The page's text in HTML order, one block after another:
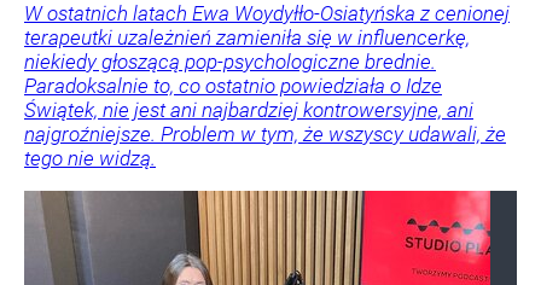
W ostatnich latach Ewa Woydyłło-Osiatyńska z cenionej
terapeutki uzależnień zamieniła się w influencerkę,
niekiedy głoszącą pop-psychologiczne brednie.
Paradoksalnie to, co ostatnio powiedziała o Idze
Świątek, nie jest ani najbardziej kontrowersyjne, ani
najgroźniejsze. Problem w tym, że wszyscy udawali, że
tego nie widzą.